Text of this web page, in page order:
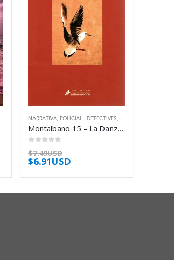
NARRATIVA POLICIAL - DETECTIVES
Montalbano 15 – La Danza De La Gaviota – Camilleri Andrea
$7.49USD
$6.91USD